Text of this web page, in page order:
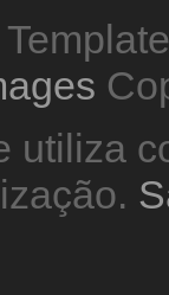
utiliza